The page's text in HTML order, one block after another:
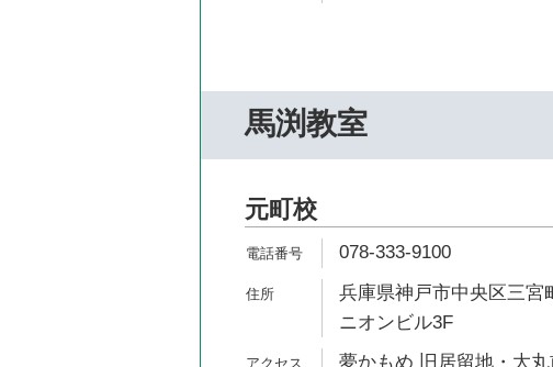
馬渕教室
元町校
078-333-9100
兵庫県神戸市中央区三宮
ニオンビル3F
夢かもめ 旧居留地・大